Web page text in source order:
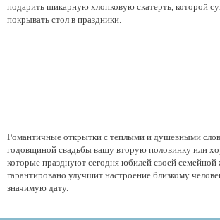
подарить шикарную хлопковую скатерть, которой
покрывать стол в праздники.
Романтичные открытки с теплыми и душевными
годовщиной свадьбы вашу вторую половинку или
которые празднуют сегодня юбилей своей семейной
гарантировано улучшит настроение близкому
значимую дату.